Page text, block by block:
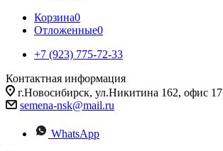
Корзина0
Отложенные0
+7 (923) 775-72-33
Контактная информация
г.Новосибирск, ул.Никитина 162, офис 17
semena-nsk@mail.ru
WhatsApp